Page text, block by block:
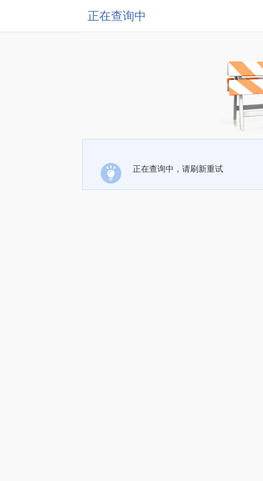
正在查询中
正在查询中，请刷新重试